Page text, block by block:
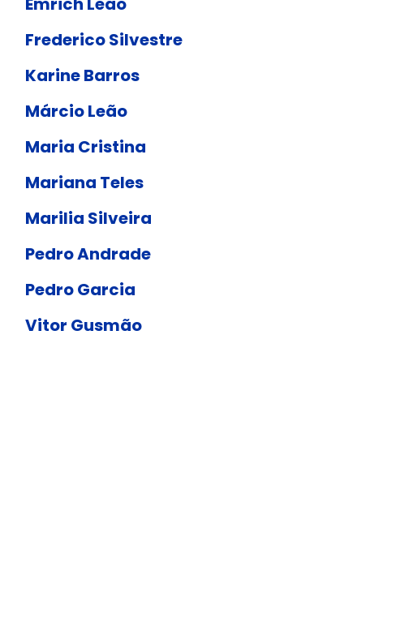
Frederico Silvestre
Karine Barros
Márcio Leão
Maria Cristina
Mariana Teles
Marilia Silveira
Pedro Andrade
Pedro Garcia
Vitor Gusmão